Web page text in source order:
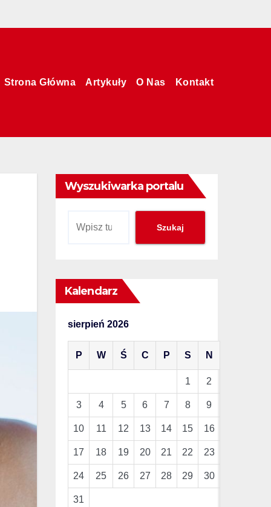
Strona Główna Artykuły O Nas Kontakt
Wyszukiwarka portalu
Szukaj Szukaj
Kalendarz
sierpień 2026
P W Ś C P S N
1 2
3 4 5 6 7 8 9
10 11 12 13 14 15 16
17 18 19 20 21 22 23
24 25 26 27 28 29 30
31